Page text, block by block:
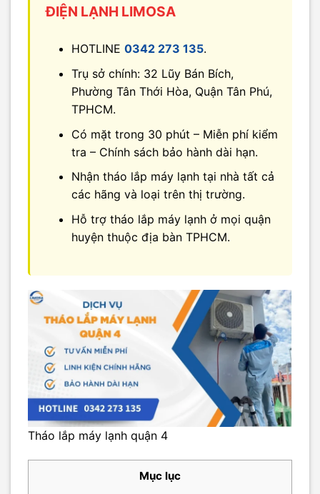
ĐIỆN LẠNH LIMOSA
HOTLINE 0342 273 135.
Trụ sở chính: 32 Lũy Bán Bích,
Phường Tân Thới Hòa, Quận Tân Phú,
TPHCM.
Có mặt trong 30 phút – Miễn phí kiểm
tra – Chính sách bảo hành dài hạn.
Nhận tháo lắp máy lạnh tại nhà tất cả
các hãng và loại trên thị trường.
Hỗ trợ tháo lắp máy lạnh ở mọi quận
huyện thuộc địa bàn TPHCM.
Tháo lắp máy lạnh quận 4
Mục lục